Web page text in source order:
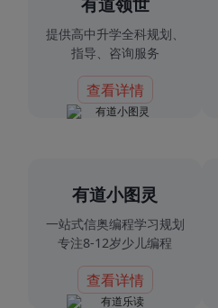
提供高中升学全科规划、
指导、咨询服务
查看详情
有道小图灵
一站式信奥编程学习规划
专注8-12岁少儿编程
查看详情